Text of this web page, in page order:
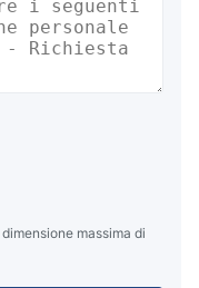
massima di